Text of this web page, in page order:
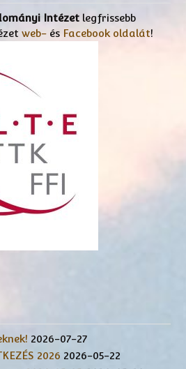
Intézet legfrissebb
web- és Facebook oldalát!
2026-07-27
2026 2026-05-22